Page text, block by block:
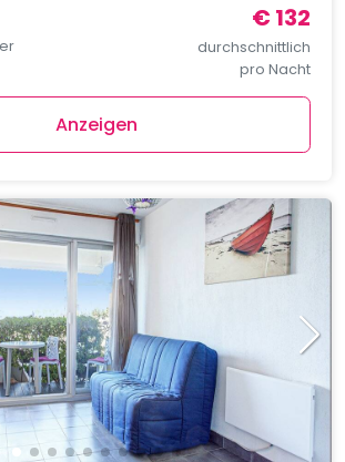
€ 132
durchschnittlich
pro Nacht
Anzeigen